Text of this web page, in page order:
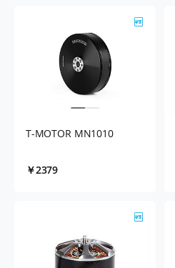
T-MOTOR MN1010
￥2379